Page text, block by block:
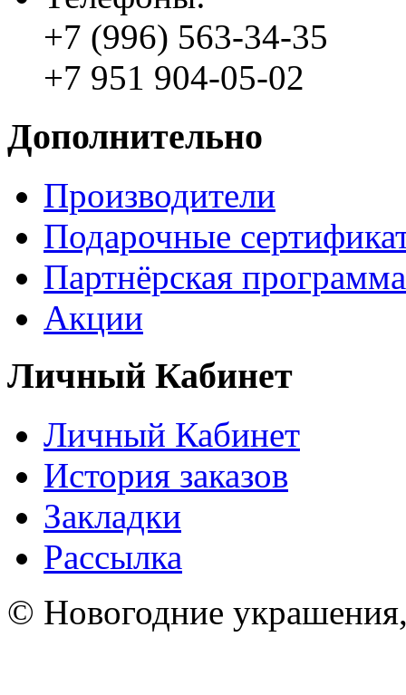
+7 (996) 563-34-35
+7 951 904-05-02
Дополнительно
Производители
Подарочные
Партнёрская программа
Акции
Личный Кабинет
Личный Кабинет
История заказов
Закладки
Рассылка
© Новогодние